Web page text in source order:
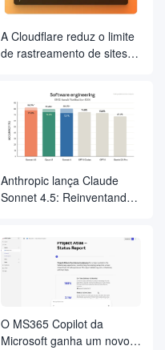
A Cloudflare reduz o limite
de rastreamento de sites
Anthropic lança Claude
Sonnet 4.5: Reinventando
inteligência de IA
O MS365 Copilot da
Microsoft ganha um novo